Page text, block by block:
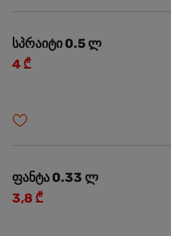
სპრაიტი 0.5 ლ
4 ₾
ფანტა 0.33 ლ
3,8 ₾